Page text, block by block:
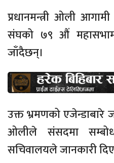
प्रधानमन्त्री ओली
संघको ७९ औं
जाँदैछन्।
उक्त भ्रमणको एजेन्डाबारे
ओलीले संसदमा
सचिवालयले जानकारी